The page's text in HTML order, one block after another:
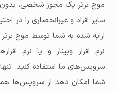
موج برتر یک مجوز شخصی،
سایر افراد و غیرانحصاری را در
ارایه شده به شما توسط موج
نرم افزار وبینار و یا نرم
سرویس‌های ما استفاده کنید.
شما امکان دهد از سرویس‌ها